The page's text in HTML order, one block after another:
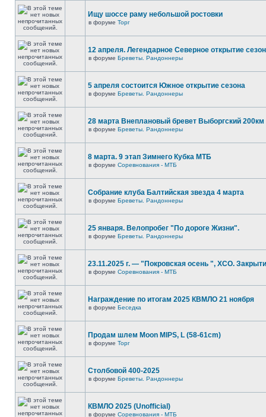
Ищу шоссе раму небольшой ростовки
в форуме Торг
12 апреля. Легендарное Северное открытие
в форуме Бреветы. Рандоннеры
5 апреля состоится Южное открытие сезона
в форуме Бреветы. Рандоннеры
28 марта Внеплановый бревет Выборгский 200км
в форуме Бреветы. Рандоннеры
8 марта. 9 этап Зимнего Кубка МТБ
в форуме Соревнования - МТБ
Собрание клуба Балтийская звезда 4 марта
в форуме Бреветы. Рандоннеры
25 января. Велопробег "По дороге Жизни".
в форуме Бреветы. Рандоннеры
23.11.2025 г. — "Покровская осень ", XCO.
в форуме Соревнования - МТБ
Награждение по итогам 2025 КВМЛО 21 ноября
в форуме Беседка
Продам шлем Moon MIPS, L (58-61cm)
в форуме Торг
Столбовой 400-2025
в форуме Бреветы. Рандоннеры
КВМЛО 2025 (Unofficial)
в форуме Соревнования - МТБ